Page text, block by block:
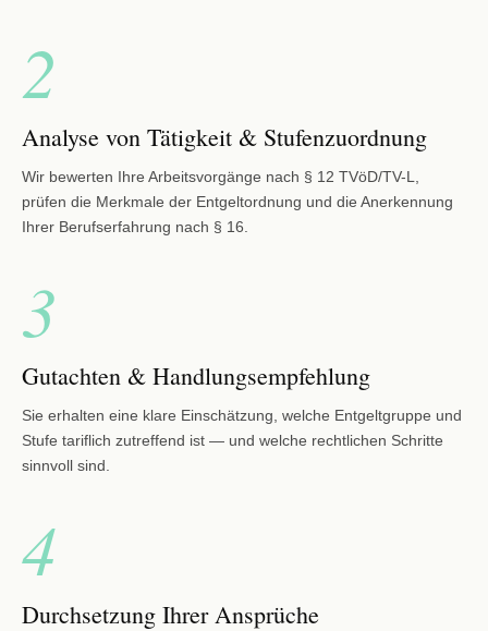
2
Analyse von Tätigkeit & Stufenzuordnung
Wir bewerten Ihre Arbeitsvorgänge nach § 12 TVöD/TV-L,
prüfen die Merkmale der Entgeltordnung und die Anerkennung
Ihrer Berufserfahrung nach § 16.
3
Gutachten & Handlungsempfehlung
Sie erhalten eine klare Einschätzung, welche Entgeltgruppe und
Stufe tariflich zutreffend ist — und welche rechtlichen Schritte
sinnvoll sind.
4
Durchsetzung Ihrer Ansprüche